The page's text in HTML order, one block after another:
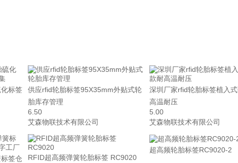
标签
供应rfid轮胎标签95X35mm外贴式轮
胎库存管理
6.50
艾森物联技术有限公司
深圳厂家rfid轮胎标签植入
高温耐压
5.00
艾森物联技术有限公司
签仓
RFID超高频弹簧轮胎标签 RC9020
超高频轮胎标签RC9020-2